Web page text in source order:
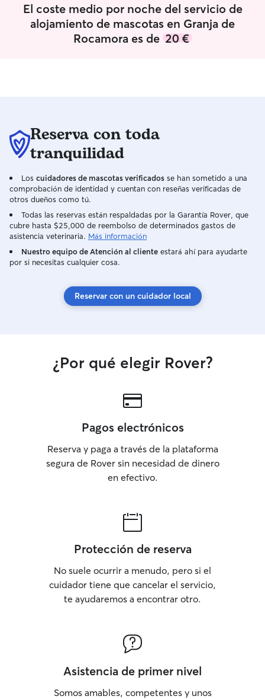
El coste medio por noche del servicio de
alojamiento de mascotas en Granja de
Rocamora es de 20 €
Reserva con toda
tranquilidad
Los cuidadores de mascotas verificados se han sometido a una
comprobación de identidad y cuentan con reseñas verificadas de
otros dueños como tú.
Todas las reservas están respaldadas por la Garantía Rover, que
cubre hasta $25,000 de reembolso de determinados gastos de
asistencia veterinaria. Más información
Nuestro equipo de Atención al cliente estará ahí para ayudarte
por si necesitas cualquier cosa.
Reservar con un cuidador local
¿Por qué elegir Rover?
Pagos electrónicos
Reserva y paga a través de la plataforma
segura de Rover sin necesidad de dinero
en efectivo.
Protección de reserva
No suele ocurrir a menudo, pero si el
cuidador tiene que cancelar el servicio,
te ayudaremos a encontrar otro.
Asistencia de primer nivel
Somos amables, competentes y unos